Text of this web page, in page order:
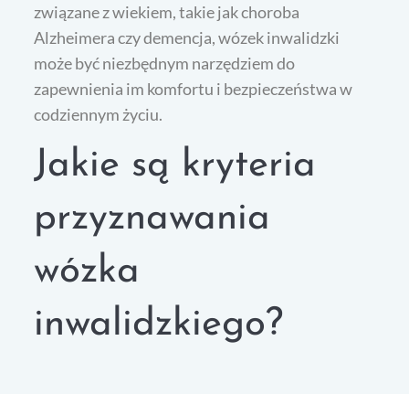
związane z wiekiem, takie jak choroba
Alzheimera czy demencja, wózek inwalidzki
może być niezbędnym narzędziem do
zapewnienia im komfortu i bezpieczeństwa w
codziennym życiu.
Jakie są kryteria
przyznawania
wózka
inwalidzkiego?